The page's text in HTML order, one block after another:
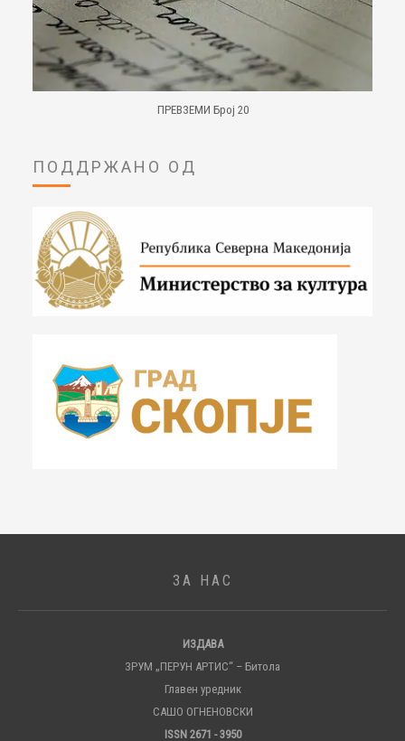
ПРЕВЗЕМИ Број 20
ПОДДРЖАНО ОД
ЗА НАС
ИЗДАВА
ЗРУМ „ПЕРУН АРТИС“ – Битола
Главен уредник
САШО ОГНЕНОВСКИ
ISSN 2671 - 3950